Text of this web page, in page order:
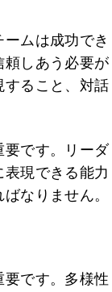
ムは成功でき
頼しあう必要が
すること、対話
要です。リーダ
現できる能力
なりません。
です。多様性